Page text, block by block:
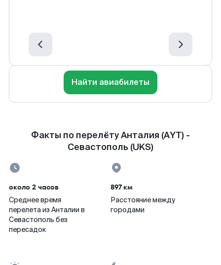
Найти авиабилеты
Факты по перелёту Анталия (AYT) -
Севастополь (UKS)
около 2 часов
Среднее время
перелета из Анталии в
Севастополь без
пересадок
897 км
Расстояние между
городами